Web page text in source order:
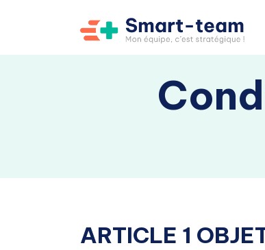
ARTICLE 1